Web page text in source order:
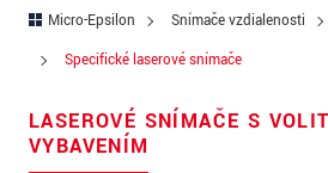
Micro-Epsilon Snímače vzdialenosti
Specifické laserové snímače
LASEROVÉ SNÍMAČE S
VYBAVENÍM
PSČ
Krajina*